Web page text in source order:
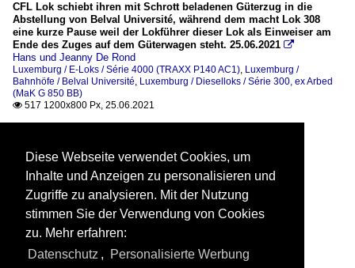
CFL Lok schiebt ihren mit Schrott beladenen Güterzug in die
Abstellung von Belval Université, während dem macht Lok 308
eine kurze Pause weil der Lokführer dieser Lok als Einweiser am
Ende des Zuges auf dem Güterwagen steht. 25.06.2021 
Hans und Jeanny De Rond
Luxemburg / E-Loks / Série 4000 (TRAXX P140 AC1), Luxemburg /
Bahnhöfe / Belval Université, Luxemburg / Dieselloks / Série 300, ex Arbed
(MaK G 850 BB)
 517 1200x800 Px, 25.06.2021
Diese Webseite verwendet Cookies, um
Inhalte und Anzeigen zu personalisieren und
Zugriffe zu analysieren. Mit der Nutzung
stimmen Sie der Verwendung von Cookies
zu. Mehr erfahren:
Datenschutz , Personalisierte Werbung